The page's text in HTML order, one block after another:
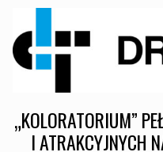
Skip
„KOLORATORIUM”
I ATRAKCYJNYCH